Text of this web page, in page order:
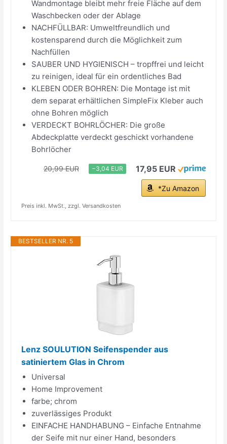
Wandmontage bleibt mehr freie Fläche auf dem
Waschbecken oder der Ablage
NACHFÜLLBAR: Umweltfreundlich und
kostensparend durch die Möglichkeit zum
Nachfüllen
SAUBER UND HYGIENISCH – tropffrei und leicht
zu reinigen, ideal für ein ordentliches Bad
KLEBEN ODER BOHREN: Die Montage ist mit
dem separat erhältlichen SimpleFix Kleber auch
ohne Bohren möglich
VERDECKT BOHRLÖCHER: Die große
Abdeckplatte verdeckt geschickt vorhandene
Bohrlöcher
20,99 EUR −3,04 EUR 17,95 EUR
*Zu Amazon
Preis inkl. MwSt., zzgl. Versandkosten
BESTSELLER NR. 5
Lenz SOULUTION Seifenspender aus
satiniertem Glas in Chrom
Universal
Home Improvement
farbe; chrom
zuverlässiges Produkt
EINFACHE HANDHABUNG – Einfache Entnahme
der Seife mit nur einer Hand, besonders